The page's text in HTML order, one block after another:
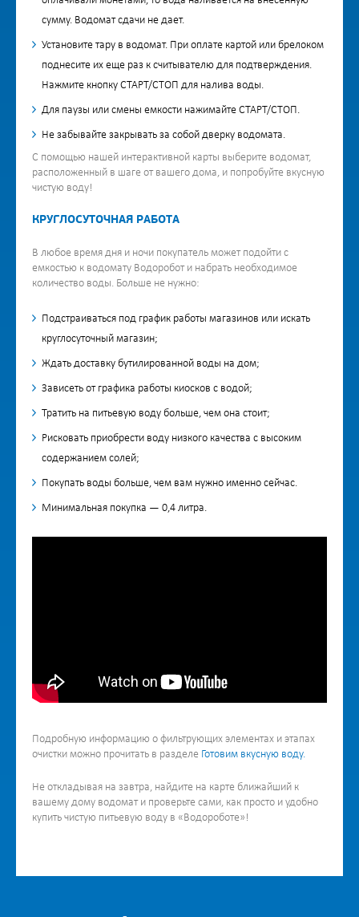
сумму. Водомат сдачи не дает.
Установите тару в водомат. При оплате картой или брелоком
поднесите их еще раз к считывателю для подтверждения.
Нажмите кнопку СТАРТ/СТОП для налива воды.
Для паузы или смены емкости нажимайте СТАРТ/СТОП.
Не забывайте закрывать за собой дверку водомата.
С помощью нашей интерактивной карты выберите водомат,
расположенный в шаге от вашего дома, и попробуйте вкусную
чистую воду!
КРУГЛОСУТОЧНАЯ РАБОТА
В любое время дня и ночи покупатель может подойти с
емкостью к водомату Водоробот и набрать необходимое
количество воды. Больше не нужно:
Подстраиваться под график работы магазинов или искать
круглосуточный магазин;
Ждать доставку бутилированной воды на дом;
Зависеть от графика работы киосков с водой;
Тратить на питьевую воду больше, чем она стоит;
Рисковать приобрести воду низкого качества с высоким
содержанием солей;
Покупать воды больше, чем вам нужно именно сейчас.
Минимальная покупка — 0,4 литра.
Подробную информацию о фильтрующих элементах и этапах
очистки можно прочитать в разделе Готовим вкусную воду.
Не откладывая на завтра, найдите на карте ближайший к
вашему дому водомат и проверьте сами, как просто и удобно
купить чистую питьевую воду в «Водороботе»!